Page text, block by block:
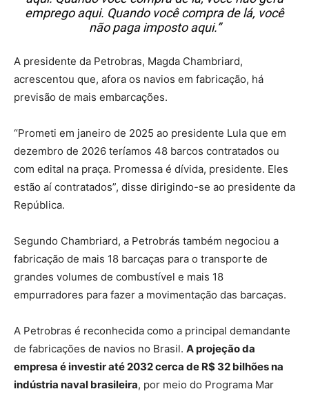
emprego aqui. Quando você compra de lá, você
não paga imposto aqui.”
A presidente da Petrobras, Magda Chambriard,
acrescentou que, afora os navios em fabricação, há
previsão de mais embarcações.
“Prometi em janeiro de 2025 ao presidente Lula que em
dezembro de 2026 teríamos 48 barcos contratados ou
com edital na praça. Promessa é dívida, presidente. Eles
estão aí contratados”, disse dirigindo-se ao presidente da
República.
Segundo Chambriard, a Petrobrás também negociou a
fabricação de mais 18 barcaças para o transporte de
grandes volumes de combustível e mais 18
empurradores para fazer a movimentação das barcaças.
A Petrobras é reconhecida como a principal demandante
de fabricações de navios no Brasil. A projeção da
empresa é investir até 2032 cerca de R$ 32 bilhões na
indústria naval brasileira, por meio do Programa Mar